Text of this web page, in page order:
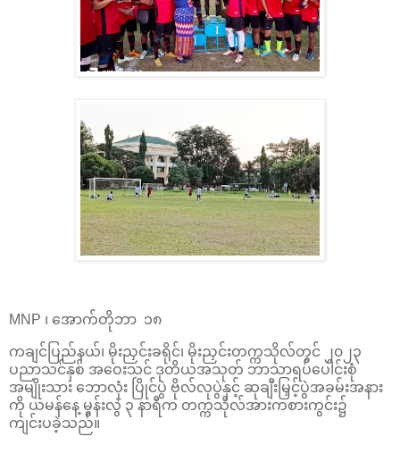
MNP ၊ အောက်တိုဘာ ၁၈
ကချင်ပြည်နယ်၊ မိုးညှင်းခရိုင်၊ မိုးညှင်းတက္ကသိုလ်တွင် ၂၀၂၃
ပညာသင်နှစ် အဝေးသင် ဒုတိယအသုတ် ဘာသာရပ်ပေါင်းစုံ
အမျိုးသား ဘောလုံး ပြိုင်ပွဲ ဗိုလ်လုပွဲနှင့် ဆုချီးမြှင့်ပွဲအခမ်းအနား
ကို ယမန်နေ့ မွန်းလွဲ ၃ နာရီက တက္ကသိုလ်အားကစားကွင်း၌
ကျင်းပခဲ့သည်။